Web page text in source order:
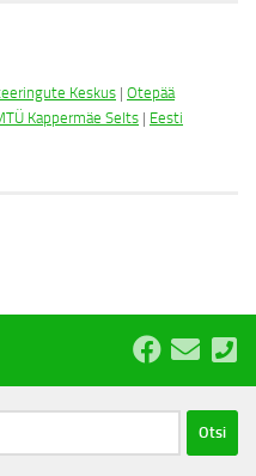
Keskus | Otepää
Kappermäe Selts | Eesti